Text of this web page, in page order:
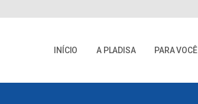
INÍCIO A PLADISA PARA VOCÊ